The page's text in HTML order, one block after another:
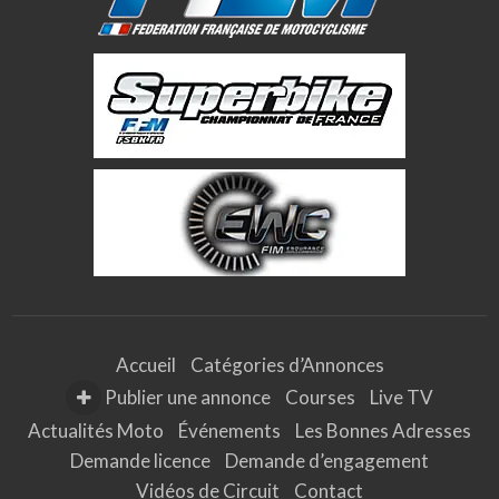
Avec Pierre Texi…
Accueil
Catégories d’Annonces
Publier une annonce
Courses
Live TV
Actualités Moto
Événements
Les Bonnes Adresses
Demande licence
Demande d’engagement
Vidéos de Circuit
Contact